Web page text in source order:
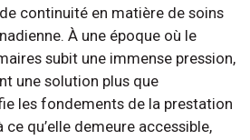
continuité en matière de soins
À une époque où le
subit une immense pression,
une solution plus que
les fondements de la prestation
qu’elle demeure accessible,